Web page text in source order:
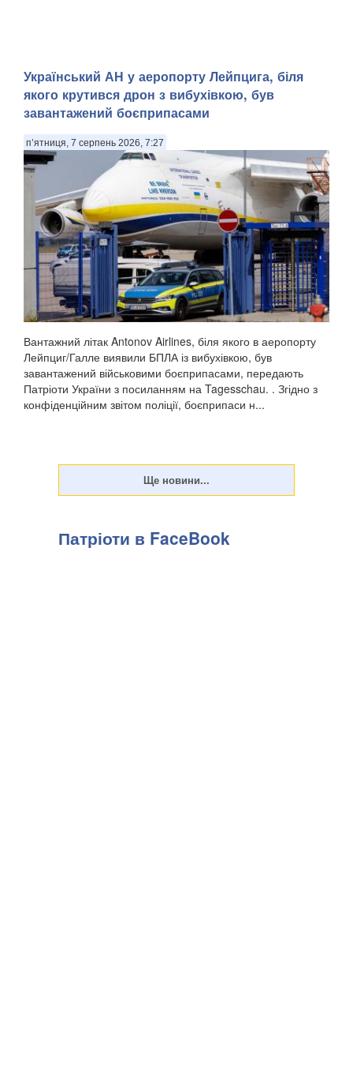
Український АН у аеропорту Лейпцига, біля
якого крутився дрон з вибухівкою, був
завантажений боєприпасами
п’ятниця, 7 серпень 2026, 7:27
Вантажний літак Antonov Airlines, біля якого в аеропорту
Лейпциг/Галле виявили БПЛА із вибухівкою, був
завантажений військовими боєприпасами, передають
Патріоти України з посиланням на Tagesschau. . Згідно з
конфіденційним звітом поліції, боєприпаси н...
Патріоти в FaceBook